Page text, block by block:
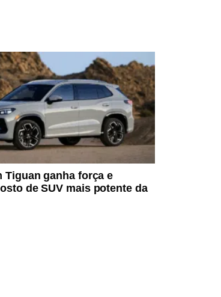
Tiguan ganha força e
de SUV mais potente da